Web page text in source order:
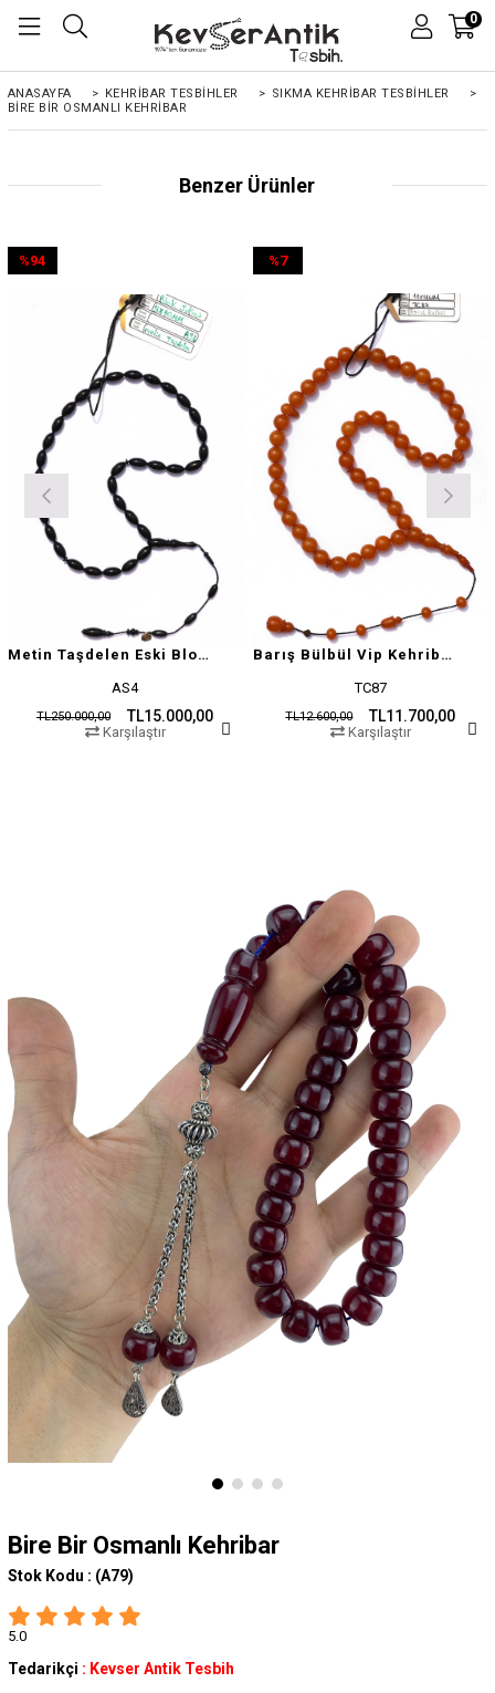
0
ANASAYFA > KEHRIBAR TESBIHLER > SIKMA KEHRİBAR TESBİHLER
>
BIRE BIR OSMANLI KEHRIBAR
Benzer Ürünler
Metin Taşdelen Eski Blok Sıkma
AS4
TL15.000,00
TL250.000,00
%94
Karşılaştır
Barış Bülbül Vip Kehribar Tesbih
TC87
TL11.700,00
TL12.600,00
%7
Karşılaştır
Bire Bir Osmanlı Kehribar
Stok Kodu : (A79)
5.0
Tedarikçi : Kevser Antik Tesbih